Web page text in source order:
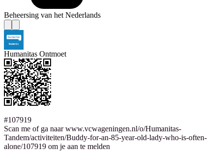
Beheersing van het Nederlands
Humanitas Ontmoet
#107919
Scan me of ga naar www.vcwageningen.nl/o/Humanitas-
Tandem/activiteiten/Buddy-for-an-85-year-old-lady-who-is-often-
alone/107919 om je aan te melden